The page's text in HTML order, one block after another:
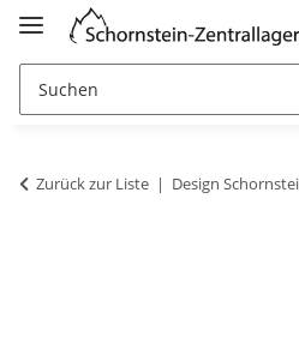
Zurück zur Liste Design